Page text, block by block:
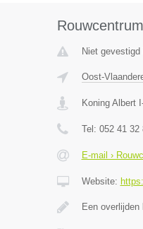
Niet
Oost-
Koning Albert
Tel: 052 41 32
E-mail ›
Website:
Een